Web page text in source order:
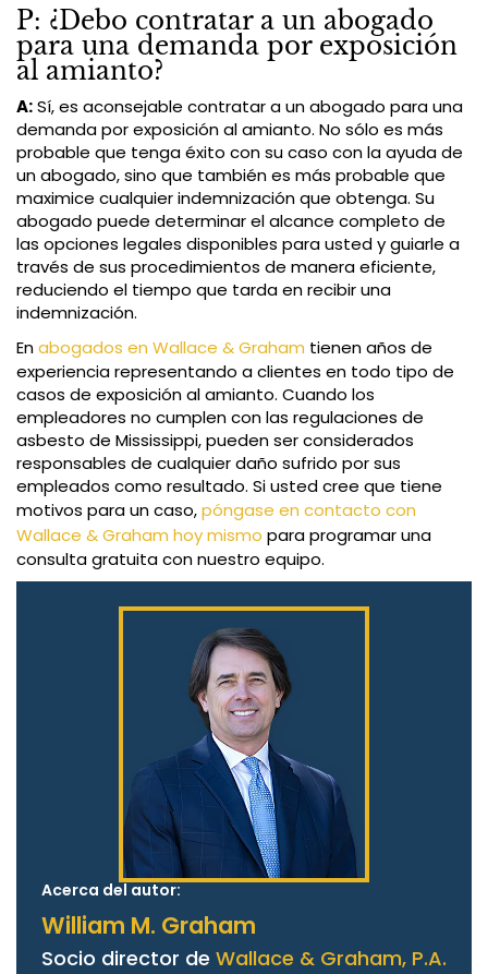
P: ¿Debo contratar a un abogado
para una demanda por exposición
al amianto?
A:Sí, es aconsejable contratar a un abogado para una
demanda por exposición al amianto. No sólo es más
probable que tenga éxito con su caso con la ayuda de
un abogado, sino que también es más probable que
maximice cualquier indemnización que obtenga. Su
abogado puede determinar el alcance completo de
las opciones legales disponibles para usted y guiarle a
través de sus procedimientos de manera eficiente,
reduciendo el tiempo que tarda en recibir una
indemnización.
Enabogados en Wallace & Graham tienen años de
experiencia representando a clientes en todo tipo de
casos de exposición al amianto. Cuando los
empleadores no cumplen con las regulaciones de
asbesto de Mississippi, pueden ser considerados
responsables de cualquier daño sufrido por sus
empleados como resultado. Si usted cree que tiene
motivos para un caso,póngase en contacto con
Wallace & Graham hoy mismo para programar una
consulta gratuita con nuestro equipo.
Acerca del autor:
William M. Graham
Socio director de Wallace & Graham, P.A.